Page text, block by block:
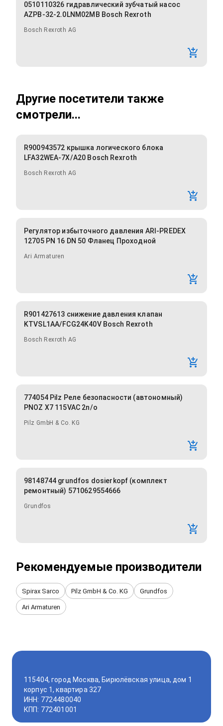
0510110326 гидравлический зубчатый насос
AZPB-32-2.0LNM02MB Bosch Rexroth
Bosch Rexroth AG
Другие посетители также
смотрели...
R900943572 крышка логического блока
LFA32WEA-7X/A20 Bosch Rexroth
Bosch Rexroth AG
Регулятор избыточного давления ARI-PREDEX
12705 PN 16 DN 50 Фланец Проходной
Ari Armaturen
R901427613 снижение давления клапан
KTVSL1AA/FCG24K40V Bosch Rexroth
Bosch Rexroth AG
774054 Pilz Реле безопасности (автономный)
PNOZ X7 115VAC 2n/o
Pilz GmbH & Co. KG
98148744 grundfos dosierkopf (комплект
ремонтный) 5710629554666
Grundfos
Рекомендуемые производители
Spirax Sarco Pilz GmbH & Co. KG Grundfos
Ari Armaturen
115404, город Москва, Бирюлёвская улица, дом 1
корпус 1, квартира 327
ИНН: 7724480040
КПП: 772401001